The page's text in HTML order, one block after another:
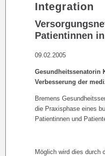
Integration
Patientinnen
09.02.2005
Gesundheitssenatorin
Verbesserung der
Bremens
die Praxisphase eines
Patientinnen und
Möglich wird dies durch